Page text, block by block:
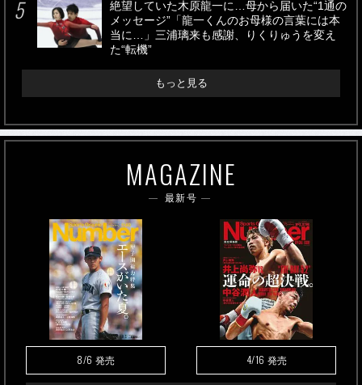
絶望していた木原龍一に…母から届いた“1通の
メッセージ”「龍一くんのお母様の言葉には本
当に…」三浦璃来も感謝、りくりゅうを変え
た“転機”
もっと見る
MAGAZINE
最新号
8/6 発売 4/16 発売